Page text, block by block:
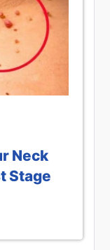
Neck
Stage